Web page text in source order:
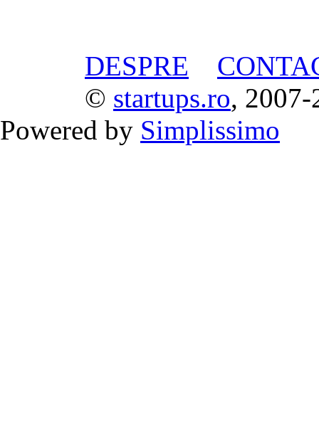
DESPRE
© startups.ro, 2007-
Powered by Simplissimo